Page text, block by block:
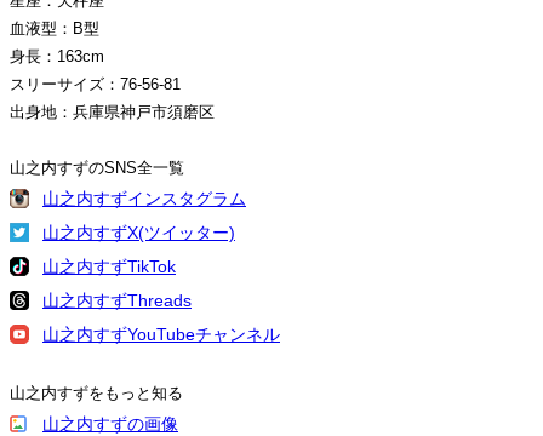
血液型：B型
身長：163cm
スリーサイズ：76-56-81
出身地：兵庫県神戸市須磨区
山之内すずのSNS全一覧
山之内すずインスタグラム
山之内すずX(ツイッター)
山之内すずTikTok
山之内すずThreads
山之内すずYouTubeチャンネル
山之内すずをもっと知る
山之内すずの画像